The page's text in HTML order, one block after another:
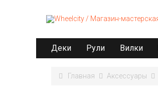
Деки Рули Вилки
Главная Аксессуары